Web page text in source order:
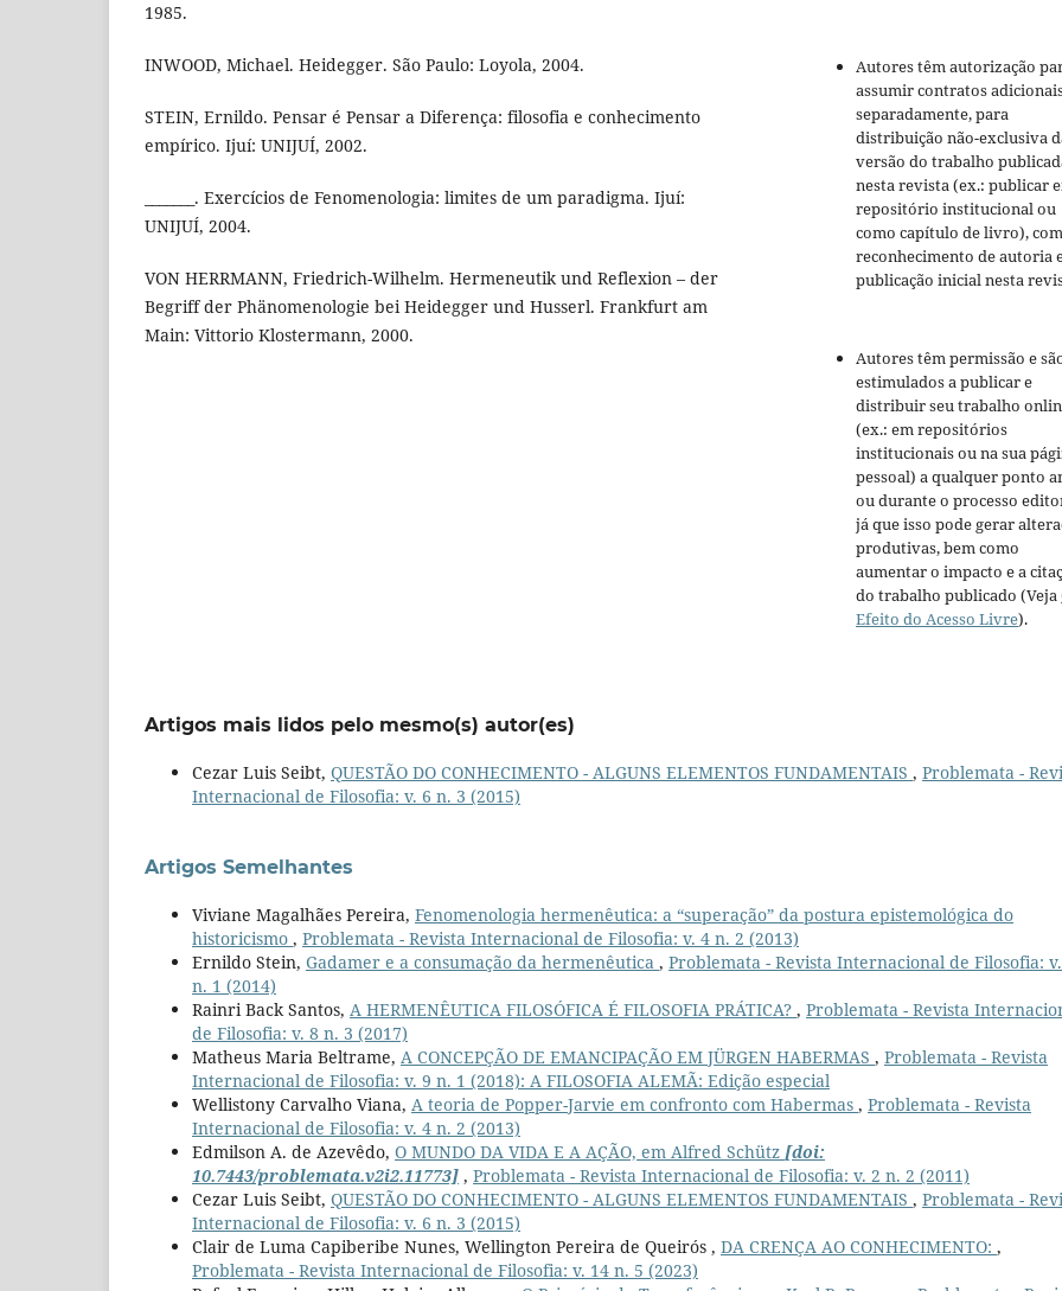
1985.
INWOOD, Michael. Heidegger. São Paulo: Loyola, 2004.
STEIN, Ernildo. Pensar é Pensar a Diferença: filosofia e conhecimento
empírico. Ijuí: UNIJUÍ, 2002.
_______. Exercícios de Fenomenologia: limites de um paradigma. Ijuí:
UNIJUÍ, 2004.
VON HERRMANN, Friedrich-Wilhelm. Hermeneutik und Reflexion – der
Begriff der Phänomenologie bei Heidegger und Husserl. Frankfurt am
Main: Vittorio Klostermann, 2000.
Autores têm autorização
assumir contratos
separadamente, para
distribuição não-exclusiva
versão do trabalho
nesta revista (ex.: publicar
repositório institucional ou
como capítulo de livro), com
reconhecimento de autoria
publicação inicial nesta
Autores têm permissão e
estimulados a publicar e
distribuir seu trabalho
(ex.: em repositórios
institucionais ou na sua
pessoal) a qualquer ponto
ou durante o processo
já que isso pode gerar
produtivas, bem como
aumentar o impacto e a
do trabalho publicado (Veja
Efeito do Acesso Livre).
Artigos mais lidos pelo mesmo(s) autor(es)
Cezar Luis Seibt, QUESTÃO DO CONHECIMENTO - ALGUNS ELEMENTOS FUNDAMENTAIS , Problemata -
Internacional de Filosofia: v. 6 n. 3 (2015)
Artigos Semelhantes
Viviane Magalhães Pereira, Fenomenologia hermenêutica: a “superação” da postura epistemológica do
historicismo , Problemata - Revista Internacional de Filosofia: v. 4 n. 2 (2013)
Ernildo Stein, Gadamer e a consumação da hermenêutica , Problemata - Revista Internacional de Filosofia:
n. 1 (2014)
Rainri Back Santos, A HERMENÊUTICA FILOSÓFICA É FILOSOFIA PRÁTICA? , Problemata - Revista
de Filosofia: v. 8 n. 3 (2017)
Matheus Maria Beltrame, A CONCEPÇÃO DE EMANCIPAÇÃO EM JÜRGEN HABERMAS , Problemata - Revista
Internacional de Filosofia: v. 9 n. 1 (2018): A FILOSOFIA ALEMÃ: Edição especial
Wellistony Carvalho Viana, A teoria de Popper-Jarvie em confronto com Habermas , Problemata - Revista
Internacional de Filosofia: v. 4 n. 2 (2013)
Edmilson A. de Azevêdo, O MUNDO DA VIDA E A AÇÃO, em Alfred Schütz [doi:
10.7443/problemata.v2i2.11773] , Problemata - Revista Internacional de Filosofia: v. 2 n. 2 (2011)
Cezar Luis Seibt, QUESTÃO DO CONHECIMENTO - ALGUNS ELEMENTOS FUNDAMENTAIS , Problemata -
Internacional de Filosofia: v. 6 n. 3 (2015)
Clair de Luma Capiberibe Nunes, Wellington Pereira de Queirós , DA CRENÇA AO CONHECIMENTO: ,
Problemata - Revista Internacional de Filosofia: v. 14 n. 5 (2023)